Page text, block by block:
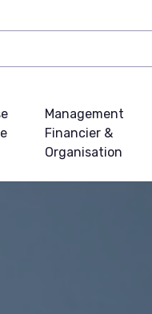
Management
Financier &
Organisation